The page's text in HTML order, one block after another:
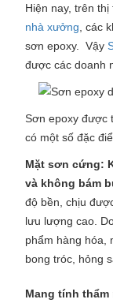
Hiện nay, trên
nhà xưởng , các
sơn epoxy. Vậy
được các doanh
Sơn epoxy được
có một số đặc
Mặt sơn cứng:
và không bám
độ bền, chịu
lưu lượng cao.
phẩm hàng hóa,
bong tróc, hỏng
Mang tính thẩm